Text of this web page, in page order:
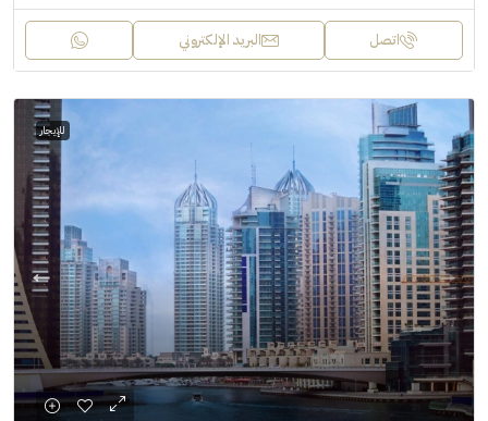
اتصل البريد الإلكتروني
للإيجار